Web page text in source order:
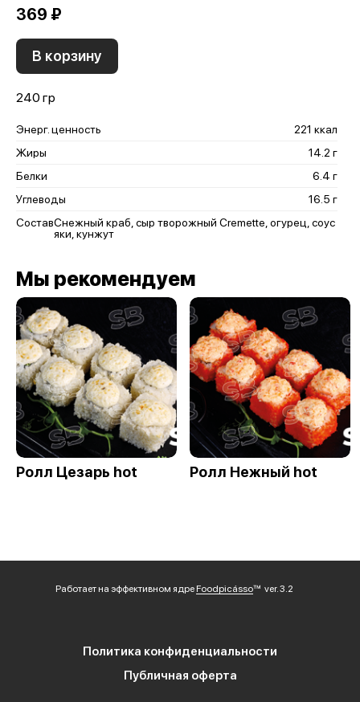
369 ₽
В корзину
240 гр
Энерг. ценность
221 ккал
Жиры
14.2 г
Белки
6.4 г
Углеводы
16.5 г
СоставСнежный краб, сыр творожный Cremette, огурец, соус
яки, кунжут
Мы рекомендуем
Ролл Цезарь hot Ролл Нежный hot
Работает на эффективном ядре Foodpicássover. 3.2
Политика конфиденциальности
Публичная оферта